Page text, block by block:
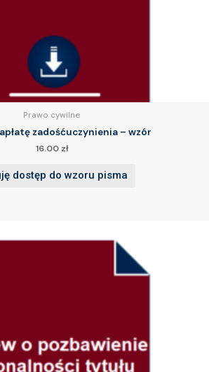
Prawo cywilne
zadośćuczynienia – wzór
16.00 zł
dostęp do wzoru pisma